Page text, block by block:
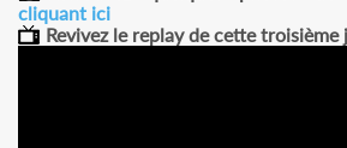
cliquant ici
Revivez le replay de cette